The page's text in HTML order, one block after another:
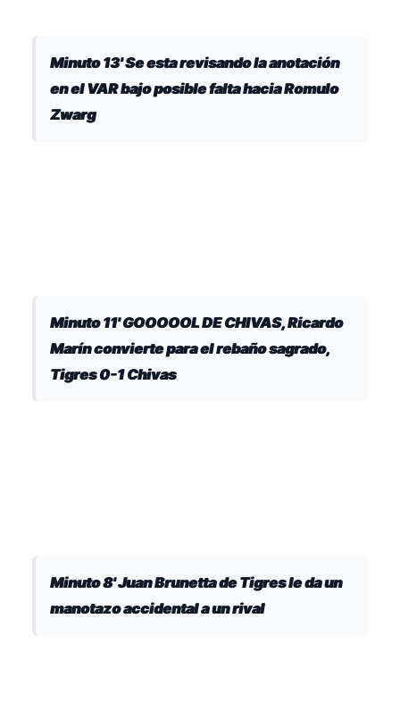
Minuto 13' Se esta revisando la anotación
en el VAR bajo posible falta hacia Romulo
Zwarg
Minuto 11' GOOOOOL DE CHIVAS, Ricardo
Marín convierte para el rebaño sagrado,
Tigres 0-1 Chivas
Minuto 8' Juan Brunetta de Tigres le da un
manotazo accidental a un rival